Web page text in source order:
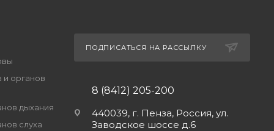
и органов
дыхания
слуха
ПОДПИСАТЬСЯ НА РАССЫЛКУ
8 (8412) 205-200
440039, г. Пенза, Россия, ул.
Заводское шоссе д.6